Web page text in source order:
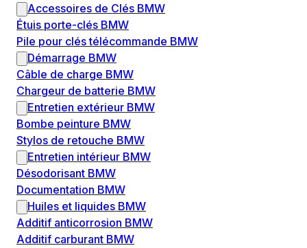
Accessoires de Clés BMW
Étuis porte-clés BMW
Pile pour clés télécommande BMW
Démarrage BMW
Câble de charge BMW
Chargeur de batterie BMW
Entretien extérieur BMW
Bombe peinture BMW
Stylos de retouche BMW
Entretien intérieur BMW
Désodorisant BMW
Documentation BMW
Huiles et liquides BMW
Additif anticorrosion BMW
Additif carburant BMW